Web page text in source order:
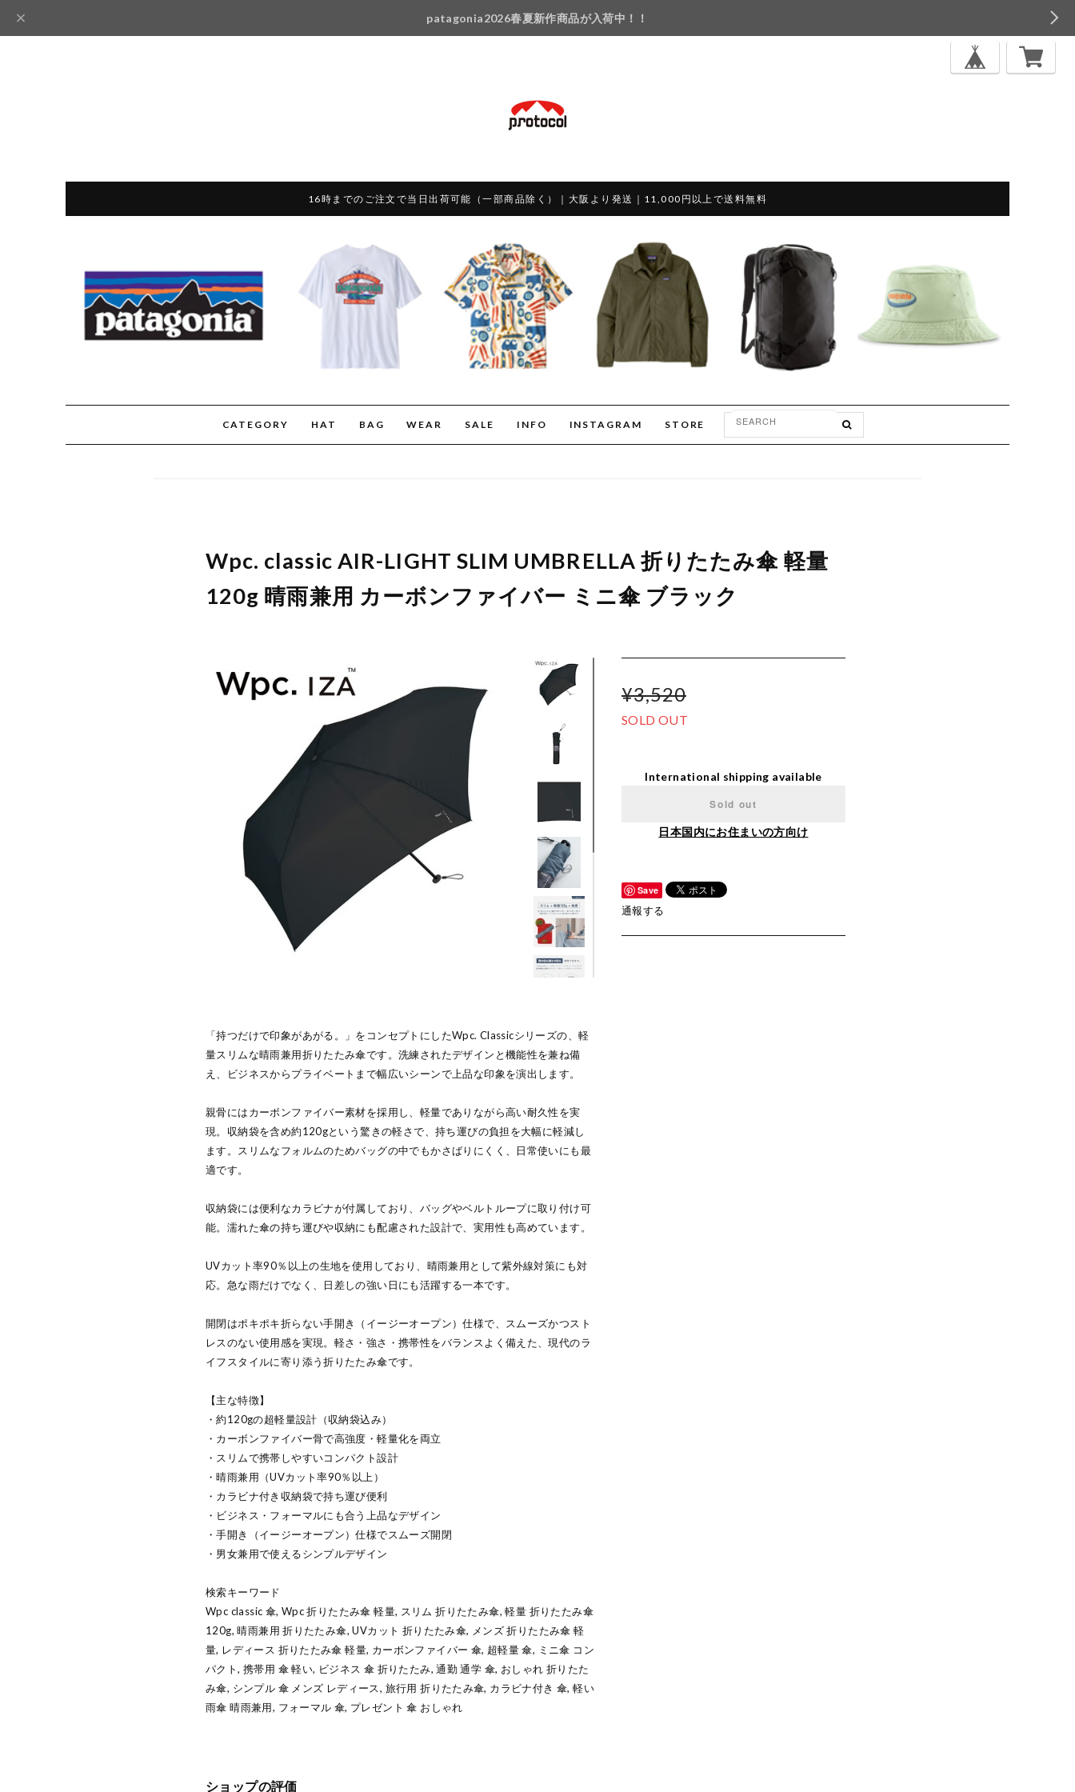
patagonia2026春夏新作商品が入荷中！！
16時までのご注文で当日出荷可能（一部商品除く）｜大阪より発送｜11,000円以上で送料無料
CATEGORY HAT BAG WEAR SALE INFO INSTAGRAM STORE
Wpc. classic AIR-LIGHT SLIM UMBRELLA 折りたたみ傘 軽量
120g 晴雨兼用 カーボンファイバー ミニ傘 ブラック
「持つだけで印象があがる。」をコンセプトにしたWpc. Classicシリーズの、軽
量スリムな晴雨兼用折りたたみ傘です。洗練されたデザインと機能性を兼ね備
え、ビジネスからプライベートまで幅広いシーンで上品な印象を演出します。
親骨にはカーボンファイバー素材を採用し、軽量でありながら高い耐久性を実
現。収納袋を含め約120gという驚きの軽さで、持ち運びの負担を大幅に軽減し
ます。スリムなフォルムのためバッグの中でもかさばりにくく、日常使いにも最
適です。
収納袋には便利なカラビナが付属しており、バッグやベルトループに取り付け可
能。濡れた傘の持ち運びや収納にも配慮された設計で、実用性も高めています。
UVカット率90％以上の生地を使用しており、晴雨兼用として紫外線対策にも対
応。急な雨だけでなく、日差しの強い日にも活躍する一本です。
開閉はポキポキ折らない手開き（イージーオープン）仕様で、スムーズかつスト
レスのない使用感を実現。軽さ・強さ・携帯性をバランスよく備えた、現代のラ
イフスタイルに寄り添う折りたたみ傘です。
【主な特徴】
・約120gの超軽量設計（収納袋込み）
・カーボンファイバー骨で高強度・軽量化を両立
・スリムで携帯しやすいコンパクト設計
・晴雨兼用（UVカット率90％以上）
・カラビナ付き収納袋で持ち運び便利
・ビジネス・フォーマルにも合う上品なデザイン
・手開き（イージーオープン）仕様でスムーズ開閉
・男女兼用で使えるシンプルデザイン
検索キーワード
Wpc classic 傘, Wpc 折りたたみ傘 軽量, スリム 折りたたみ傘, 軽量 折りたたみ傘
120g, 晴雨兼用 折りたたみ傘, UVカット 折りたたみ傘, メンズ 折りたたみ傘 軽
量, レディース 折りたたみ傘 軽量, カーボンファイバー 傘, 超軽量 傘, ミニ傘 コン
パクト, 携帯用 傘 軽い, ビジネス 傘 折りたたみ, 通勤 通学 傘, おしゃれ 折りたた
み傘, シンプル 傘 メンズ レディース, 旅行用 折りたたみ傘, カラビナ付き 傘, 軽い
雨傘 晴雨兼用, フォーマル 傘, プレゼント 傘 おしゃれ
¥3,520
SOLD OUT
International shipping available
Sold out
日本国内にお住まいの方向け
Save
通報する
ショップの評価